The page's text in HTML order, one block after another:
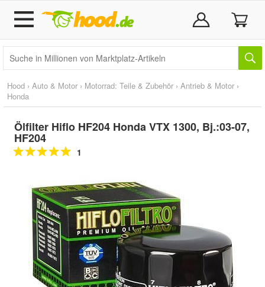
Hood › Auto & Motor › Motorrad: Teile & Zubehör › Antrieb & Motor ›
Honda
Ölfilter Hiflo HF204 Honda VTX 1300, Bj.:03-07,
HF204
1